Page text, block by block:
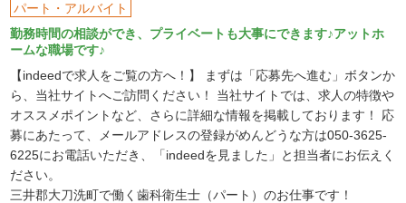
パート・アルバイト
勤務時間の相談ができ、プライベートも大事にできます♪アットホ
ームな職場です♪
【indeedで求人をご覧の方へ！】 まずは「応募先へ進む」ボタンか
ら、当社サイトへご訪問ください！ 当社サイトでは、求人の特徴や
オススメポイントなど、さらに詳細な情報を掲載しております！ 応
募にあたって、メールアドレスの登録がめんどうな方は050-3625-
6225にお電話いただき、「indeedを見ました」と担当者にお伝えく
ださい。
三井郡大刀洗町で働く歯科衛生士（パート）のお仕事です！